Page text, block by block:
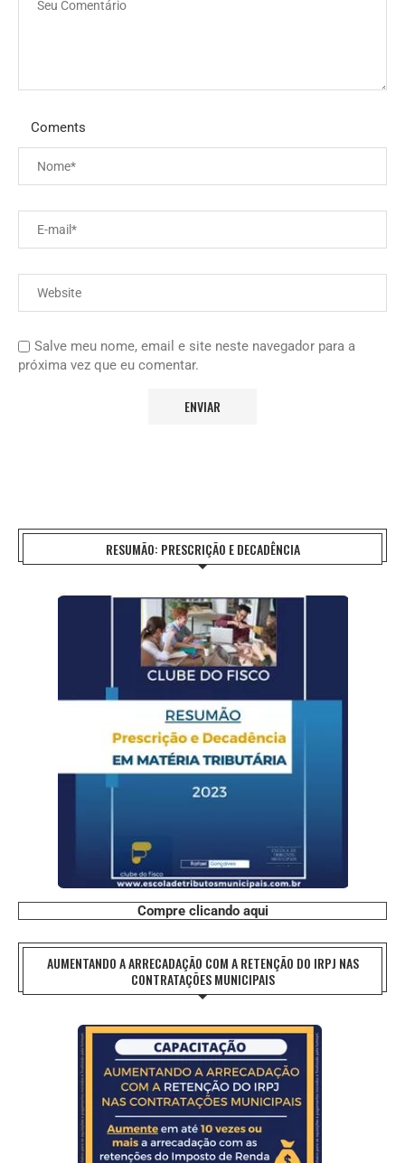
Coments
Salve meu nome, email e site neste navegador para a
próxima vez que eu comentar.
RESUMÃO: PRESCRIÇÃO E DECADÊNCIA
Compre clicando aqui
AUMENTANDO A ARRECADAÇÃO COM A RETENÇÃO DO IRPJ NAS
CONTRATAÇÕES MUNICIPAIS